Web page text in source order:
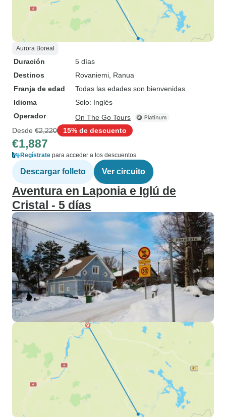
Aurora Boreal
Duración
5 días
Destinos
Rovaniemi , Ranua
Franja de edad
Todas las edades son bienvenidas
Idioma
Solo: Inglés
Operador
On The Go Tours
Desde €2,220 15% de descuento
€1,887
Regístrate para acceder a los descuentos
Descargar folleto Ver circuito
Aventura en Laponia e Iglú de
Cristal - 5 días